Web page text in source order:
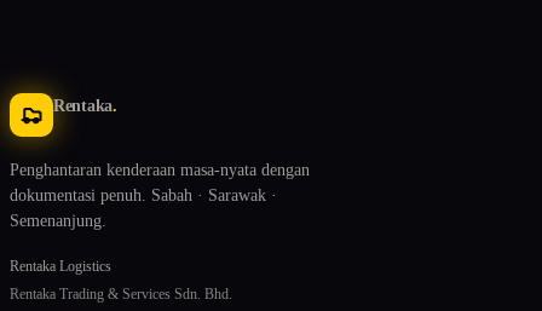
Rentaka.
Penghantaran kenderaan masa-nyata dengan
dokumentasi penuh. Sabah · Sarawak ·
Semenanjung.
Rentaka Logistics
Rentaka Trading & Services Sdn. Bhd.